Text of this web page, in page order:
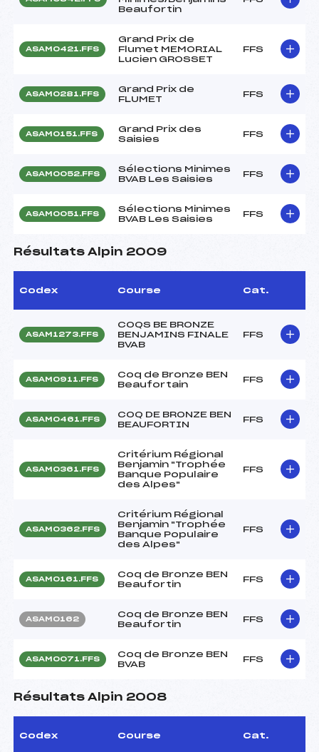
Beaufortin
ASAM0421.FFS
Grand Prix de
Flumet MEMORIAL
Lucien GROSSET
FFS
ASAM0281.FFS
Grand Prix de
FLUMET
FFS
ASAM0151.FFS
Grand Prix des
Saisies
FFS
ASAM0052.FFS
Sélections Minimes
BVAB Les Saisies
FFS
ASAM0051.FFS
Sélections Minimes
BVAB Les Saisies
FFS
Résultats Alpin 2009
Codex Course Cat.
ASAM1273.FFS
COQS BE BRONZE
BENJAMINS FINALE
BVAB
FFS
ASAM0911.FFS
Coq de Bronze BEN
Beaufortain
FFS
ASAM0461.FFS
COQ DE BRONZE BEN
BEAUFORTIN
FFS
ASAM0361.FFS
Critérium Régional
Benjamin "Trophée
Banque Populaire
des Alpes"
FFS
ASAM0362.FFS
Critérium Régional
Benjamin "Trophée
Banque Populaire
des Alpes"
FFS
ASAM0161.FFS
Coq de Bronze BEN
Beaufortin
FFS
ASAM0162
Coq de Bronze BEN
Beaufortin
FFS
ASAM0071.FFS
Coq de Bronze BEN
BVAB
FFS
Résultats Alpin 2008
Codex Course Cat.